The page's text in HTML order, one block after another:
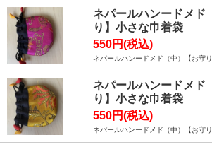
ネパールハンードメド
り】小さな巾着袋
550円(税込)
ネパールハンードメド（中）【お守
ネパールハンードメド
り】小さな巾着袋
550円(税込)
ネパールハンードメド（中）【お守